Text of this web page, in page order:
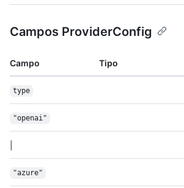
Campos ProviderConfig
Campo Tipo
type
"openai"
"azure"